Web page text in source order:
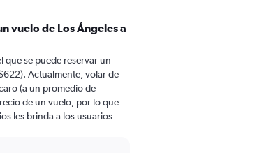
vuelo de Los Ángeles a
que se puede reservar un
Actualmente, volar de
(a un promedio de
de un vuelo, por lo que
les brinda a los usuarios